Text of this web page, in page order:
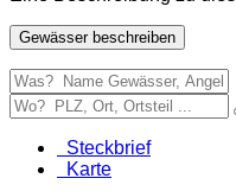
Gewässer beschreiben
Steckbrief
Karte